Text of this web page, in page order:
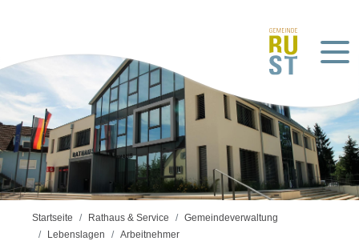
Startseite Rathaus & Service
Gemeindeverwaltung
Lebenslagen
Arbeitnehmer